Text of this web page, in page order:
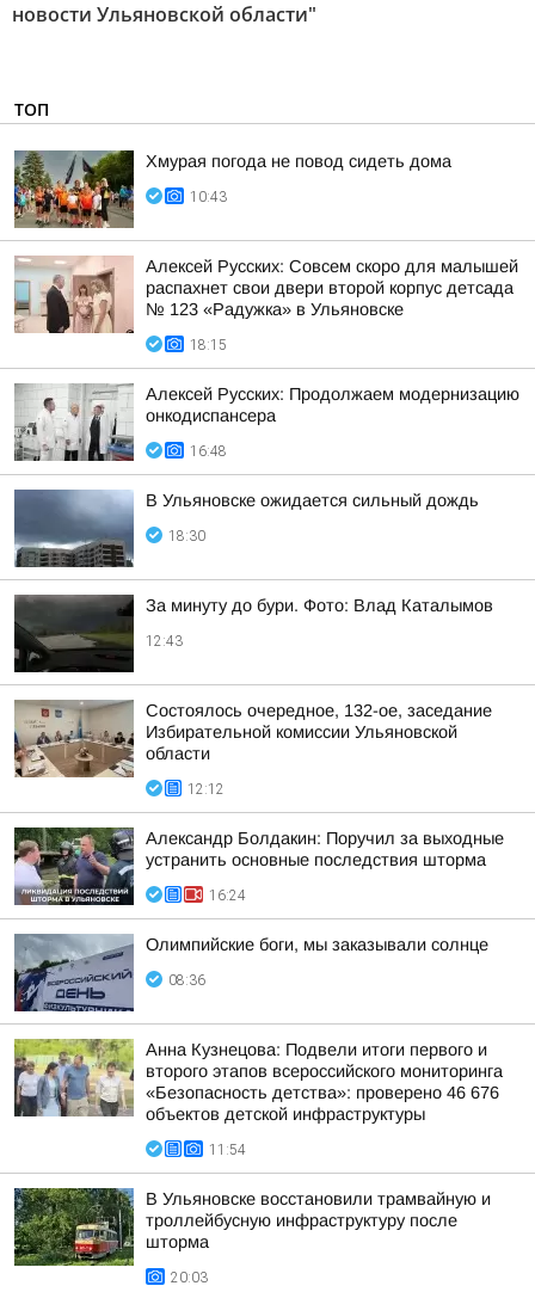
новости Ульяновской области"
ТОП
Хмурая погода не повод сидеть дома
10:43
Алексей Русских: Совсем скоро для малышей
распахнет свои двери второй корпус детсада
№ 123 «Радужка» в Ульяновске
18:15
Алексей Русских: Продолжаем модернизацию
онкодиспансера
16:48
В Ульяновске ожидается сильный дождь
18:30
За минуту до бури. Фото: Влад Каталымов
12:43
Состоялось очередное, 132-ое, заседание
Избирательной комиссии Ульяновской
области
12:12
Александр Болдакин: Поручил за выходные
устранить основные последствия шторма
16:24
Олимпийские боги, мы заказывали солнце
08:36
Анна Кузнецова: Подвели итоги первого и
второго этапов всероссийского мониторинга
«Безопасность детства»: проверено 46 676
объектов детской инфраструктуры
11:54
В Ульяновске восстановили трамвайную и
троллейбусную инфраструктуру после
шторма
20:03